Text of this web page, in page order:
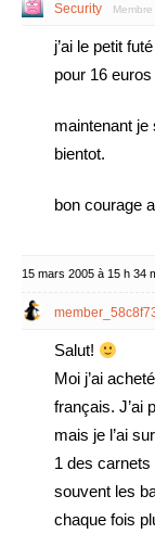
Security Membre
j’ai le petit
pour 16 euros
maintenant
bientot.
bon courage
15 mars 2005 à 15 h 34
Salut!
Moi j’ai
français. J’ai
mais je l’ai
1 des carnets
souvent les
chaque fois